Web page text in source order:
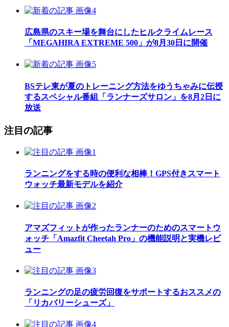
広島県のスキー場を舞台にしたヒルクライムレース
「MEGAHIRA EXTREME 500」が8月30日に開催
BSテレ東が夏のトレーニング方法をゆうちゃみに伝授
するスペシャル番組「ランナーズサロン」を8月2日に
放送
注目の記事
ランニングをする時の便利な相棒！GPS付きスマート
ウォッチ最新モデルを紹介
アマズフィットが作ったランナーのためのスマートウ
ォッチ「Amazfit Cheetah Pro」の機能説明と実機レビ
ュー
ランニングの足の疲労回復をサポートするおススメの
「リカバリーシューズ」